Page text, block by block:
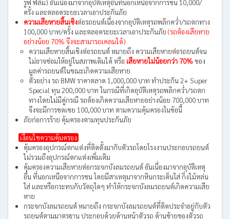
รูฟ ฟิล์ม) อันเนื่องมาจากอุบัติเหตุอื่นที่นอกเหนือจากการชน 10,000/
ครั้ง และตลอดระยะเวลาเอาประกันภัย
ความเสียหายสิ้นเชิงต่อรถยนต์เนื่องจากอุบัติเหตุรถพลิกคว่ำ/รถตกทาง
100,000 บาท/ครั้ง และตลอดระยะเวลาเอาประกันภัย (รถต้องเสียหาย
อย่างน้อย 70% จึงจะสามารถเคลมได้)
ความเสียหายสิ้นเชิงต่อรถยนต์ หมายถึง ความเสียหายต่อรถยนต์จน
ไม่อาจซ่อมให้อยู่ในสภาพเดิมได้ หรือ เสียหายไม่น้อยกว่า 70%ของ
มูลค่ารถยนต์ในขณะเกิดความเสียหาย
ตัวอย่าง รถ BMW ราคาตลาด 1,000,000 บาท ทำประกัน 2+ Super
Special ทุน 200,000 บาท ในกรณีที่เกิดอุบัติเหตุรถพลิกคว่ำ/รถตก
ทางโดยไม่มีคู่กรณี รถต้องเกิดความเสียหายอย่างน้อย 700,000 บาท
จึงจะมีการชดเชย 100,000 บาท ตามความคุ้มครองในข้อนี้
ภัยก่อการร้าย คุ้มครองตามทุนประกันภัย
เงื่อนไขความคุ้มครอง
คุ้มครองอุปกรณ์ตกแต่งที่ติดตั้งมากับตัวรถโดยโรงงานประกอบรถยนต์
ไม่รวมถึงอุปกรณ์ตกแต่งเพิ่มเติม
คุ้มครองความเสียหายต่อกระจกบังลมรถยนต์ อันเนื่องมาจากอุบัติเหตุ
อื่น ที่นอกเหนือจากการชน โดยมีสาเหตุมาจากหินกระเด็นใส่ กิ่งไม้หล่น
ใส่ และหรือกระทบกับวัตถุใดๆ ทำให้กระจกบังลมรถยนต์เกิดความเสีย
หาย
กระจกบังลมรถยนต์ หมายถึง กระจกบังลมรถยนต์ที่ติดประจำอยู่กับตัว
รถยนต์ตามมาตรฐาน ประกอบด้วยด้านหน้าตัวรถ ด้านซ้ายของตัวรถ